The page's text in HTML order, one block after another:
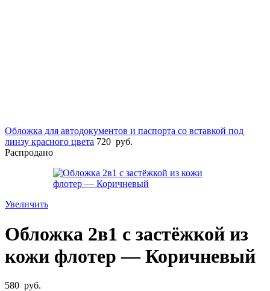
Обложка для автодокументов и паспорта со вставкой под
линзу красного цвета 720 руб.
Распродано
Увеличить
Обложка 2в1 с застёжкой из
кожи флотер — Коричневый
580 руб.